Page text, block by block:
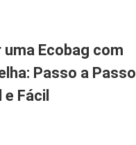
uma Ecobag com
Passo a Passo
Fácil